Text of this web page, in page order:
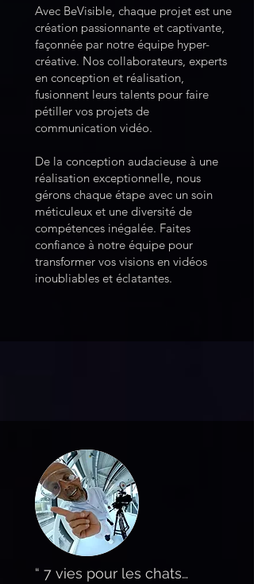
Avec BeVisible, chaque projet est une
création passionnante et captivante,
façonnée par notre équipe hyper-
créative. Nos collaborateurs, experts
en conception et réalisation,
fusionnent leurs talents pour faire
pétiller vos projets de
communication vidéo.
De la conception audacieuse à une
réalisation exceptionnelle, nous
gérons chaque étape avec un soin
méticuleux et une diversité de
compétences inégalée. Faites
confiance à notre équipe pour
transformer vos visions en vidéos
inoubliables et éclatantes.
“ 7 vies pour les chats…